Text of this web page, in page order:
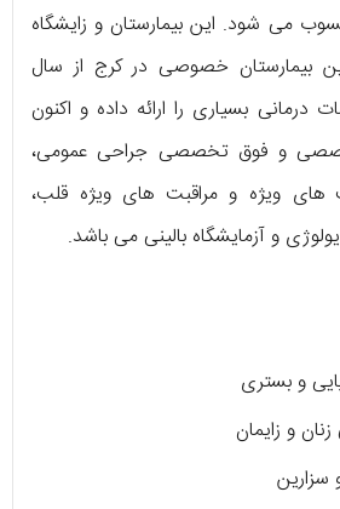
می شود. این بیمارستان و زایشگاه
بیمارستان خصوصی در کرج از سال
درمانی بسیاری را ارائه داده و اکنون
و فوق تخصصی جراحی عمومی،
های ویژه و مراقبت های ویژه قلب،
و بستری
و زایمان
سزارین